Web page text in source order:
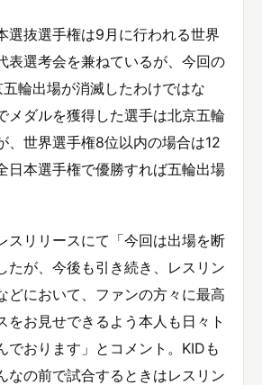
選抜選手権は9月に行われる世界
表選考会を兼ねているが、今回の
輪出場が消滅したわけではな
メダルを獲得した選手は北京五輪
、世界選手権8位以内の場合は12
日本選手権で優勝すれば五輪出場
スリリースにて「今回は出場を断
たが、今後も引き続き、レスリン
どにおいて、ファンの方々に最高
をお見せできるよう本人も日々ト
でおります」とコメント。KIDも
なの前で試合するときはレスリン